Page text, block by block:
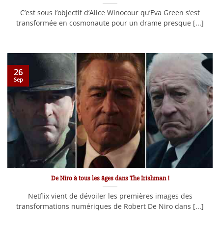
C’est sous l’objectif d’Alice Winocour qu’Eva Green s’est
transformée en cosmonaute pour un drame presque [...]
De Niro à tous les âges dans The Irishman !
Netflix vient de dévoiler les premières images des
transformations numériques de Robert De Niro dans [...]
26
Sep